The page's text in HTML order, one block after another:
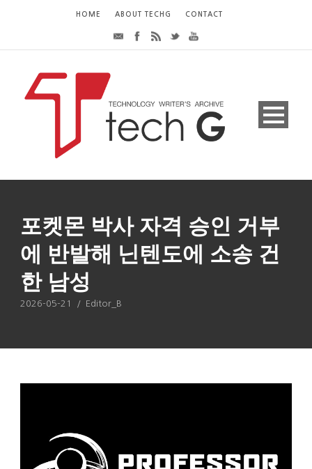
HOME ABOUT TECHG CONTACT
포켓몬 박사 자격 승인 거부
에 반발해 닌텐도에 소송 건
한 남성
2026-05-21 / Editor_B